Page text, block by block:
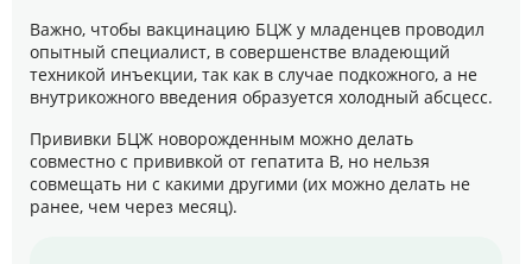
Важно, чтобы вакцинацию БЦЖ у младенцев проводил
опытный специалист, в совершенстве владеющий
техникой инъекции, так как в случае подкожного, а не
внутрикожного введения образуется холодный абсцесс.
Прививки БЦЖ новорожденным можно делать
совместно с прививкой от гепатита В, но нельзя
совмещать ни с какими другими (их можно делать не
ранее, чем через месяц).